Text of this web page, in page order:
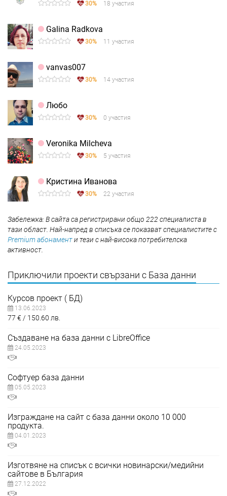
30% 18 участия
Galina Radkova
30% 11 участия
vanvas007
30% 14 участия
Любо
30% 0 участия
Veronika Milcheva
30% 5 участия
Кристина Иванова
30% 22 участия
Забележка: В сайта са регистрирани общо 222 специалиста в
тази област. Най-напред в списъка се показват специалистите с
Premium абонаменти тези с най-висока потребителска
активност.
Приключили проекти свързани с База данни
Курсов проект ( БД)
13.06.2023
77 € 150.60 лв.
Създаване на база данни с LibreOffice
24.05.2023
Софтуер база данни
05.05.2023
Изграждане на сайт с база данни около 10 000
продукта.
04.01.2023
Изготвяне на списък с всички новинарски/медийни
сайтове в България
27.12.2022